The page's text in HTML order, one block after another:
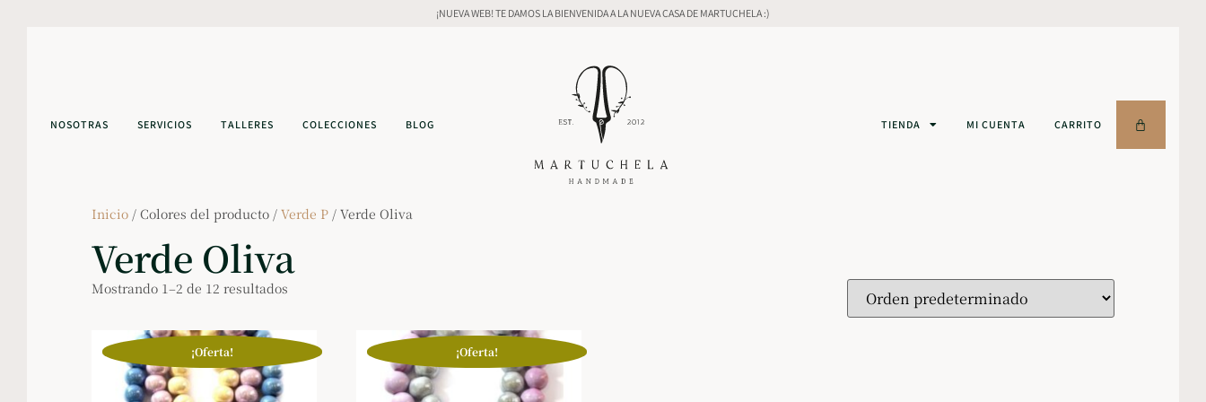
¡NUEVA WEB! TE DAMOS LA BIENVENIDA A LA NUEVA CASA DE MARTUCHELA :)
NOSOTRAS SERVICIOS TALLERES COLECCIONES BLOG TIENDA MI CUENTA CARRITO
Inicio / Colores del producto / Verde P / Verde Oliva
Verde Oliva
Mostrando 1–2 de 12 resultados
¡Oferta! ¡Oferta!